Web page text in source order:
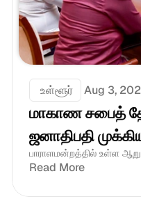
உள்ளூர் Aug 3,
மாகாண சபைத்
ஜனாதிபதி
பாராளமன்றத்தில் உள்ள ஆறு
Read More